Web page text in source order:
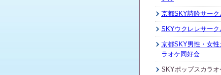
京都SKY詩吟サーク
SKYウクレレサーク
京都SKY男性・女性
ラオケ同好会
SKYポップスカラオ